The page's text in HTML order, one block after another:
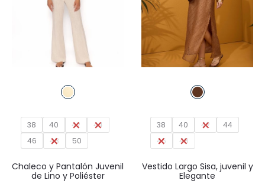
38 40 42
44
46
48 50
Chaleco y Pantalón Juvenil
de Lino y Poliéster
38 40 42
44
46
48
Vestido Largo Sisa, juvenil y
Elegante